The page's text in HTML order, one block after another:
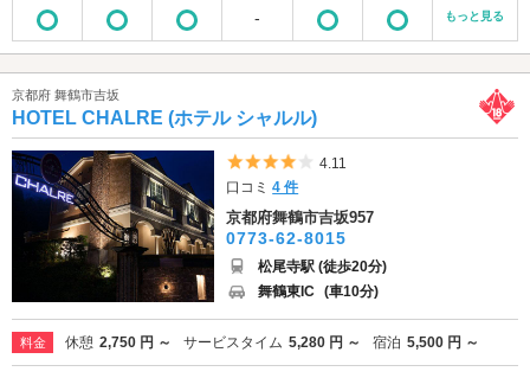
-
もっと見る
京都府 舞鶴市吉坂
HOTEL CHALRE (ホテル シャルル)
5つ星のうち4
4.11
口コミ4 件
京都府舞鶴市吉坂957
0773-62-8015
松尾寺駅 (徒歩20分)
舞鶴東IC (車10分)
料金 休憩 2,750 円 ～ サービスタイム 5,280 円 ～ 宿泊 5,500 円 ～